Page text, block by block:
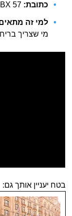
כתובת:
למי זה
מי שצריך
בטח יעניין אותך גם: